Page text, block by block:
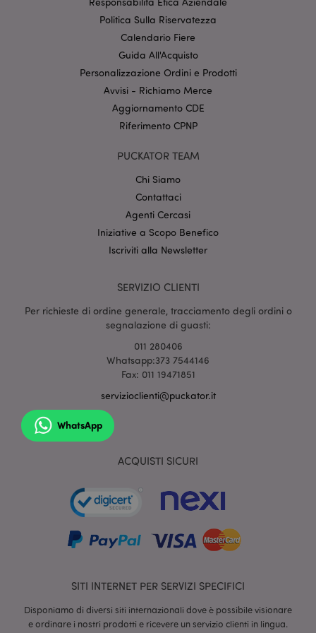
Politica Sulla Riservatezza
Calendario Fiere
Guida All'Acquisto
Personalizzazione Ordini e Prodotti
Avvisi - Richiamo Merce
Aggiornamento CDE
Riferimento CPNP
PUCKATOR TEAM
Chi Siamo
Contattaci
Agenti Cercasi
Iniziative a Scopo Benefico
Iscriviti alla Newsletter
SERVIZIO CLIENTI
Per richieste di ordine generale, tracciamento degli ordini o
segnalazione di guasti:
011 280406
Whatsapp:373 7544146
Fax: 011 19471851
servizioclienti@puckator.it
WhatsApp
ACQUISTI SICURI
SITI INTERNET PER SERVIZI SPECIFICI
Disponiamo di diversi siti internazionali dove è possibile visionare
e ordinare i nostri prodotti e ricevere un servizio clienti in lingua.
internet non può essere utilizzato correttamente
senza i cookie strettamente necessari.
CookieScriptConsent
CookieScript
www.puckator.it
recently_viewed_product
mage-cache-sessid
section_data_ids
Adobe Inc.
l"Informativa sulla privacy di Google